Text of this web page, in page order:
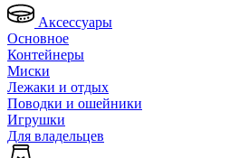
Аксессуары
Основное
Контейнеры
Миски
Лежаки и отдых
Поводки и ошейники
Игрушки
Для владельцев